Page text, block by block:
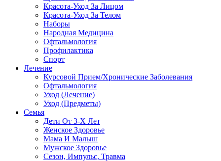
Красота-Уход За Лицом
Красота-Уход За Телом
Наборы
Народная Медицина
Офтальмология
Профилактика
Спорт
Лечение
Курсовой Прием/Хронические Заболевания
Офтальмология
Уход (Лечение)
Уход (Предметы)
Семья
Дети От 3-Х Лет
Женское Здоровье
Мама И Малыш
Мужское Здоровье
Сезон, Импульс, Травма